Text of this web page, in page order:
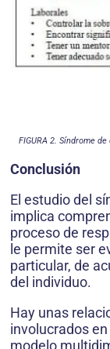
FIGURA 2. Síndrome
Conclusión
El estudio del
implica
proceso de
le permite ser
particular, de
del individuo.
Hay unas
involucrados